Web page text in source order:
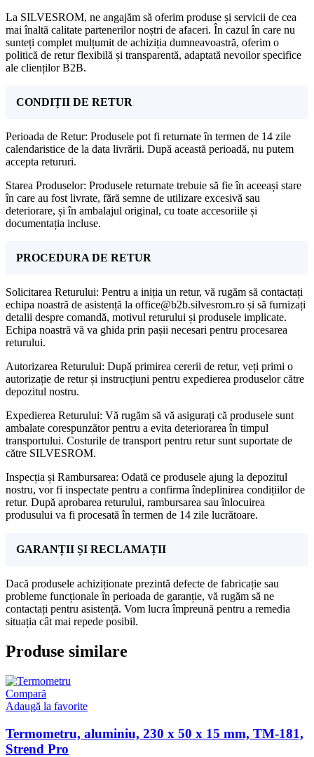
La SILVESROM, ne angajăm să oferim produse și servicii de cea
mai înaltă calitate partenerilor noștri de afaceri. În cazul în care nu
sunteți complet mulțumit de achiziția dumneavoastră, oferim o
politică de retur flexibilă și transparentă, adaptată nevoilor specifice
ale clienților B2B.
CONDIȚII DE RETUR
Perioada de Retur: Produsele pot fi returnate în termen de 14 zile
calendaristice de la data livrării. După această perioadă, nu putem
accepta retururi.
Starea Produselor: Produsele returnate trebuie să fie în aceeași stare
în care au fost livrate, fără semne de utilizare excesivă sau
deteriorare, și în ambalajul original, cu toate accesoriile și
documentația incluse.
PROCEDURA DE RETUR
Solicitarea Returului: Pentru a iniția un retur, vă rugăm să contactați
echipa noastră de asistență la office@b2b.silvesrom.ro și să furnizați
detalii despre comandă, motivul returului și produsele implicate.
Echipa noastră vă va ghida prin pașii necesari pentru procesarea
returului.
Autorizarea Returului: După primirea cererii de retur, veți primi o
autorizație de retur și instrucțiuni pentru expedierea produselor către
depozitul nostru.
Expedierea Returului: Vă rugăm să vă asigurați că produsele sunt
ambalate corespunzător pentru a evita deteriorarea în timpul
transportului. Costurile de transport pentru retur sunt suportate de
către SILVESROM.
Inspecția și Rambursarea: Odată ce produsele ajung la depozitul
nostru, vor fi inspectate pentru a confirma îndeplinirea condițiilor de
retur. După aprobarea returului, rambursarea sau înlocuirea
produsului va fi procesată în termen de 14 zile lucrătoare.
GARANȚII ȘI RECLAMAȚII
Dacă produsele achiziționate prezintă defecte de fabricație sau
probleme funcționale în perioada de garanție, vă rugăm să ne
contactați pentru asistență. Vom lucra împreună pentru a remedia
situația cât mai repede posibil.
Produse similare
Compară
Adaugă la favorite
Termometru, aluminiu, 230 x 50 x 15 mm, TM-181,
Strend Pro